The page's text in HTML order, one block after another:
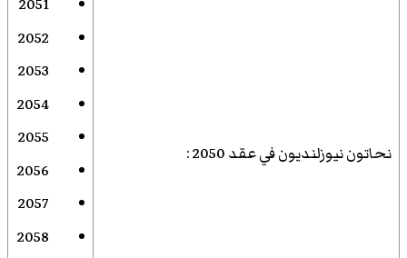
نحاتون نيوزلنديون في عقد 2050 :
2051
2052
2053
2054
2055
2056
2057
2058